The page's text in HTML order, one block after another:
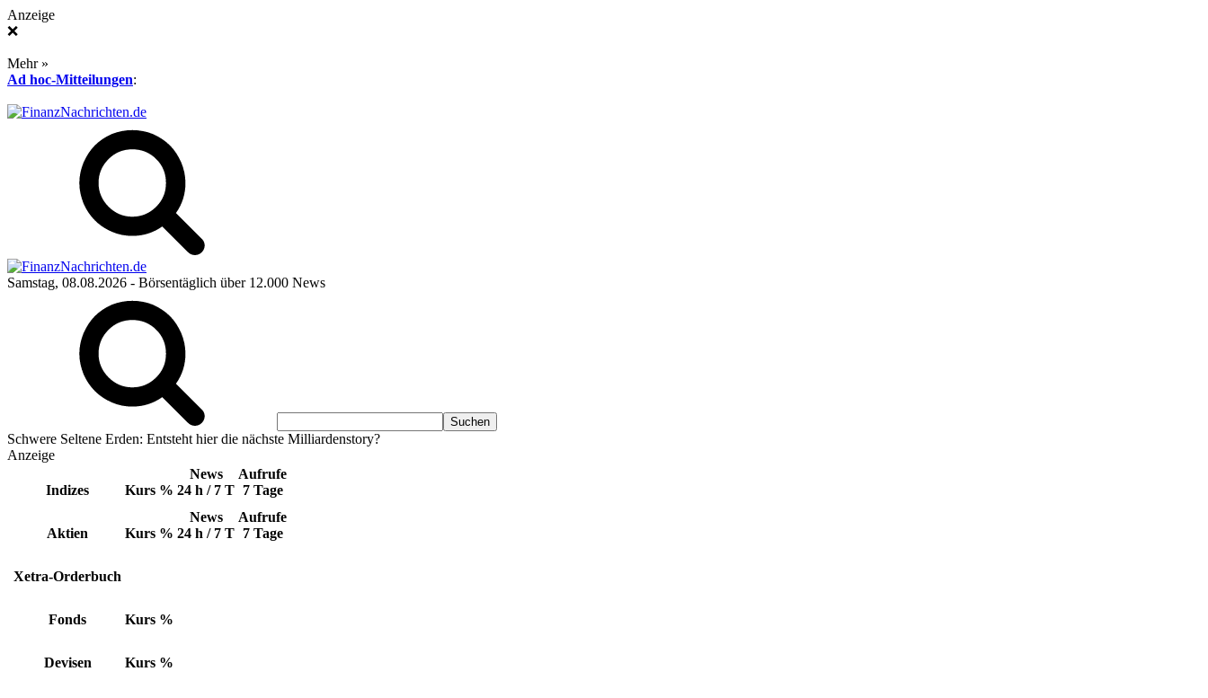
Anzeige
❌
Mehr »
Ad hoc-Mitteilungen:
Samstag, 08.08.2026 - Börsentäglich über 12.000 News
Schwere Seltene Erden: Entsteht hier die nächste Milliardenstory?
Anzeige
Indizes Kurs %
News
24 h / 7 T
Aufrufe
7 Tage
Aktien Kurs %
News
24 h / 7 T
Aufrufe
7 Tage
Xetra-Orderbuch
Fonds Kurs %
Devisen Kurs %